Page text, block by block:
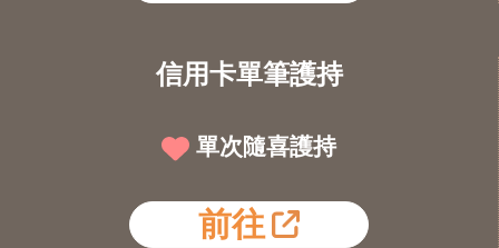
信用卡單筆護持
單次隨喜護持
前往